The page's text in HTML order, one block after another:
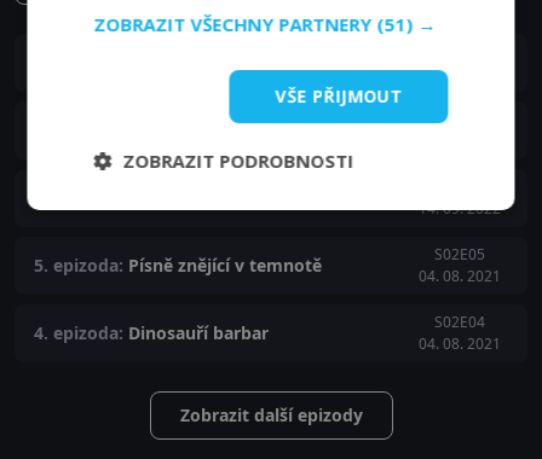
19. 03. 2026
S02E07
14. 09. 2022
5. epizoda: Písně znějící v temnotě
S02E05
04. 08. 2021
4. epizoda: Dinosauří barbar
S02E04
04. 08. 2021
Zobrazit další epizody
ZOBRAZIT VŠECHNY PARTNERY (51) →
VŠE PŘIJMOUT
ZOBRAZIT PODROBNOSTI